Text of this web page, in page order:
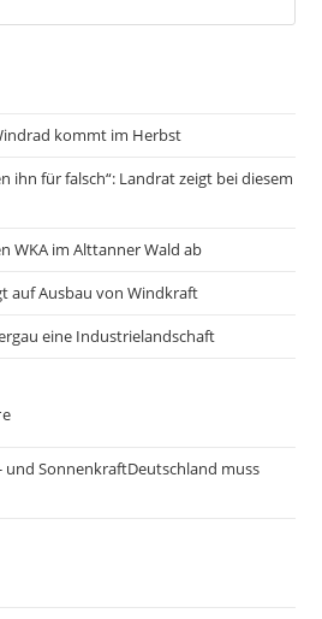
kommt im Herbst
ihn für falsch“: Landrat zeigt bei diesem
WKA im Alttanner Wald ab
auf Ausbau von Windkraft
eine Industrielandschaft
und SonnenkraftDeutschland muss